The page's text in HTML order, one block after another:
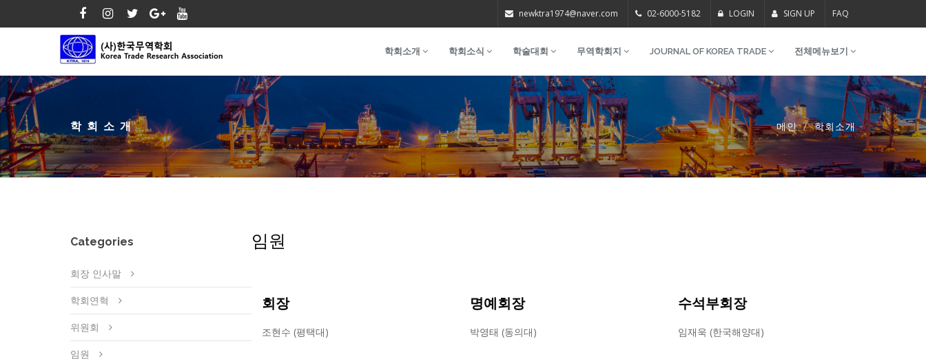
newktra1974@naver.com 02-6000-5182 LOGIN SIGN UP FAQ
학회소개 학회소식 학술대회 무역학회지 JOURNAL OF KOREA TRADE 전체메뉴보기
학회소개 메인 학회소개
Categories
회장 인사말
학회연혁
위원회
임원
임원
회장
조현수 (평택대)
명예회장
박영태 (동의대)
수석부회장
임재욱 (한국해양대)